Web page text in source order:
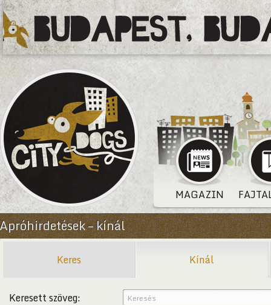
MAGAZIN
Apróhirdetések – kínál
Keres Kínál
Keresett szöveg: